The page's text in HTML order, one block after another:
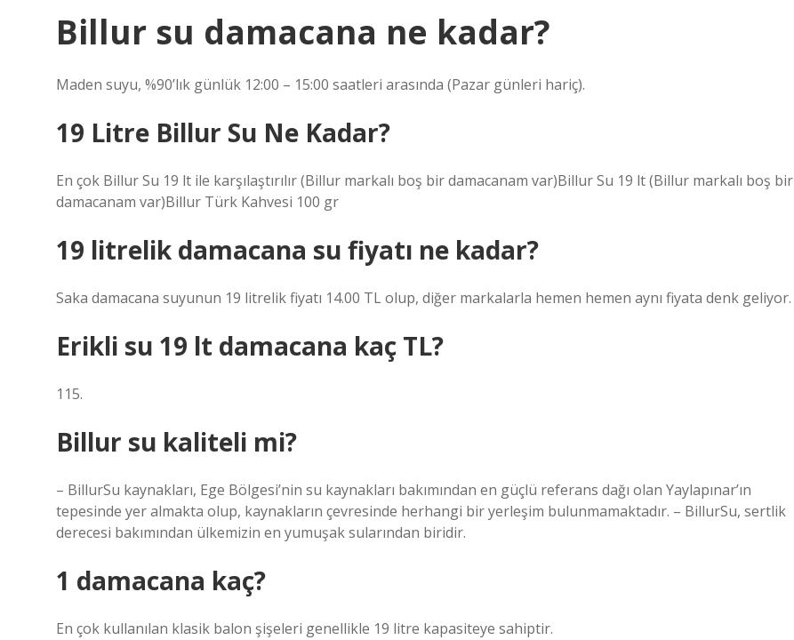
Billur su damacana ne kadar?
Maden suyu, %90’lık günlük 12:00 – 15:00 saatleri arasında (Pazar günleri hariç).
19 Litre Billur Su Ne Kadar?
En çok Billur Su 19 lt ile karşılaştırılır (Billur markalı boş bir damacanam var)Billur Su 19 lt (Billur markalı boş bir
damacanam var)Billur Türk Kahvesi 100 gr
19 litrelik damacana su fiyatı ne kadar?
Saka damacana suyunun 19 litrelik fiyatı 14.00 TL olup, diğer markalarla hemen hemen aynı fiyata denk geliyor.
Erikli su 19 lt damacana kaç TL?
115.
Billur su kaliteli mi?
– BillurSu kaynakları, Ege Bölgesi’nin su kaynakları bakımından en güçlü referans dağı olan Yaylapınar’ın
tepesinde yer almakta olup, kaynakların çevresinde herhangi bir yerleşim bulunmamaktadır. – BillurSu, sertlik
derecesi bakımından ülkemizin en yumuşak sularından biridir.
1 damacana kaç?
En çok kullanılan klasik balon şişeleri genellikle 19 litre kapasiteye sahiptir.